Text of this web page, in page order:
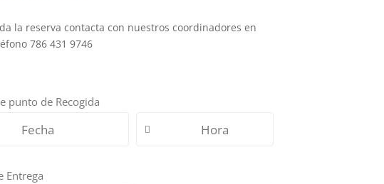
la reserva contacta con nuestros coordinadores en
786 431 9746
punto de Recogida
Entrega